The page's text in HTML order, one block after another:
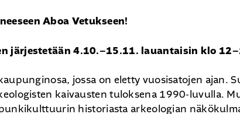
Aboa Vetukseen!
järjestetään 4.10.–15.11. lauantaisin klo
jossa on eletty vuosisatojen ajan.
kaivausten tuloksena 1990-luvulla.
historiasta arkeologian